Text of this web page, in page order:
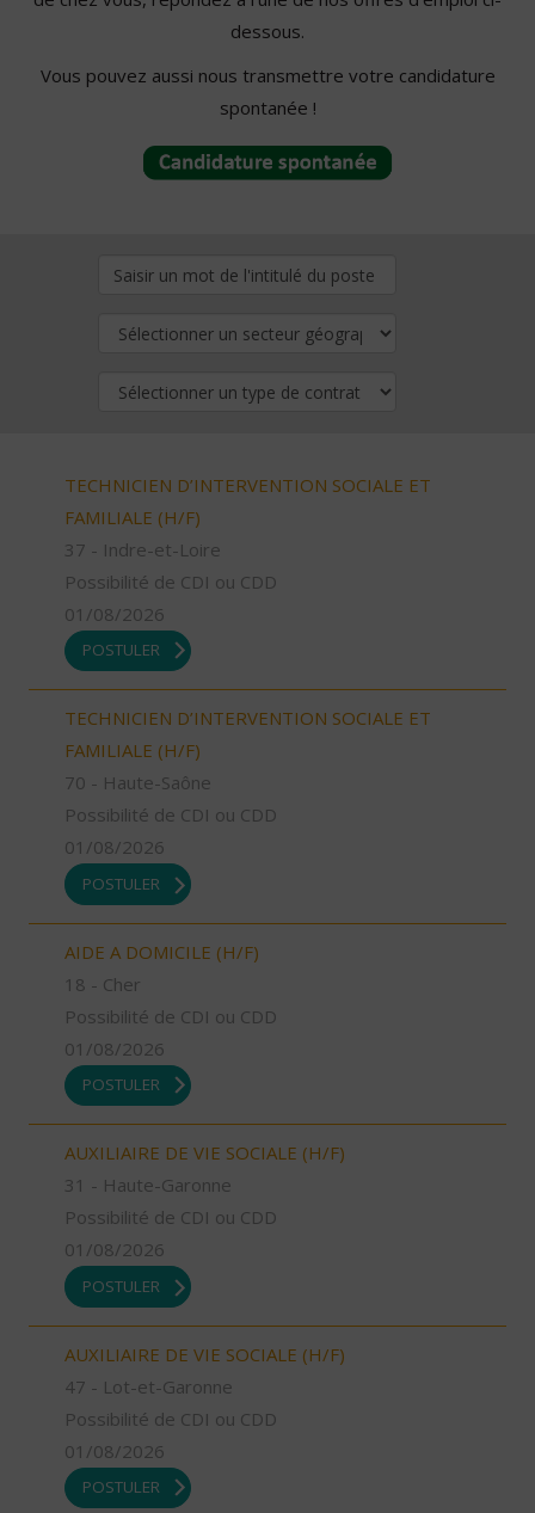
dessous.
Vous pouvez aussi nous transmettre votre candidature
spontanée !
TECHNICIEN D’INTERVENTION SOCIALE ET
FAMILIALE (H/F)
37 - Indre-et-Loire
Possibilité de CDI ou CDD
01/08/2026
POSTULER
TECHNICIEN D’INTERVENTION SOCIALE ET
FAMILIALE (H/F)
70 - Haute-Saône
Possibilité de CDI ou CDD
01/08/2026
POSTULER
AIDE A DOMICILE (H/F)
18 - Cher
Possibilité de CDI ou CDD
01/08/2026
POSTULER
AUXILIAIRE DE VIE SOCIALE (H/F)
31 - Haute-Garonne
Possibilité de CDI ou CDD
01/08/2026
POSTULER
AUXILIAIRE DE VIE SOCIALE (H/F)
47 - Lot-et-Garonne
Possibilité de CDI ou CDD
01/08/2026
POSTULER